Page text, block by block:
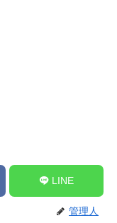
LINE
管理人